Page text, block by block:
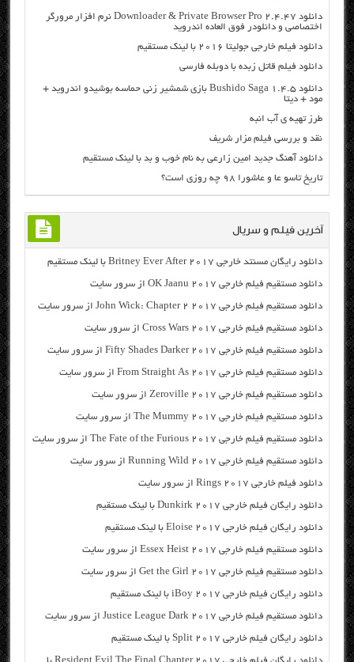
دانلود Downloader & Private Browser Pro 2.4.47 نرم افزار مرورگر
اختصاصی و دانلودر فوق العاده اندروید
دانلود فیلم خارجی جولیتا ۲۰۱۶ با لینک مستقیم
دانلود فیلم قاتل زبده با دوبله فارسی
دانلود Bushido Saga 1.4.5 بازی شمشیر زنی حماسه بوشیدو اندروید +
مود + دیتا
طرز تهیه ی آب انبه
نقد و بررسی فیلم مزار شریف
دانلود آهنگ جدید امین زارعی به نام خوب و بد با لینک مستقیم
تاریخ تاسو عا و عاشورا ۹۸ چه روزی است؟
آخرین فیلم و سریال
دانلود رایگان مسنتد خارجی Britney Ever After 2017 با لینک مستقیم
دانلود مستقیم فیلم خارجی OK Jaanu 2017 از سرور سایت
دانلود مستقیم فیلم خارجی John Wick: Chapter 2 2017 از سرور سایت
دانلود مستقیم فیلم خارجی Cross Wars 2017 از سرور سایت
دانلود مستقیم فیلم خارجی Fifty Shades Darker 2017 از سرور سایت
دانلود مستقیم فیلم خارجی From Straight As 2017 از سرور سایت
دانلود مستقیم فیلم خارجی Zeroville 2017 از سرور سایت
دانلود مستقیم فیلم خارجی The Mummy 2017 از سرور سایت
دانلود مستقیم فیلم خارجی The Fate of the Furious 2017 از سرور سایت
دانلود مستقیم فیلم خارجی Running Wild 2017 از سرور سایت
دانلود فیلم خارجی Rings 2017 از سرور سایت
دانلود رایگان فیلم خارجی Dunkirk 2017 با لینک مستقیم
دانلود رایگان فیلم خارجی Eloise 2017 با لینک مستقیم
دانلود مستقیم فیلم خارجی Essex Heist 2017 از سرور سایت
دانلود مستقیم فیلم خارجی Get the Girl 2017 از سرور سایت
دانلود رایگان فیلم خارجی iBoy 2017 با لینک مستقیم
دانلود مستقیم فیلم خارجی Justice League Dark 2017 از سرور سایت
دانلود رایگان فیلم خارجی Split 2017 با لینک مستقیم